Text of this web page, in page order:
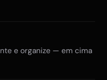
e organize — em cima